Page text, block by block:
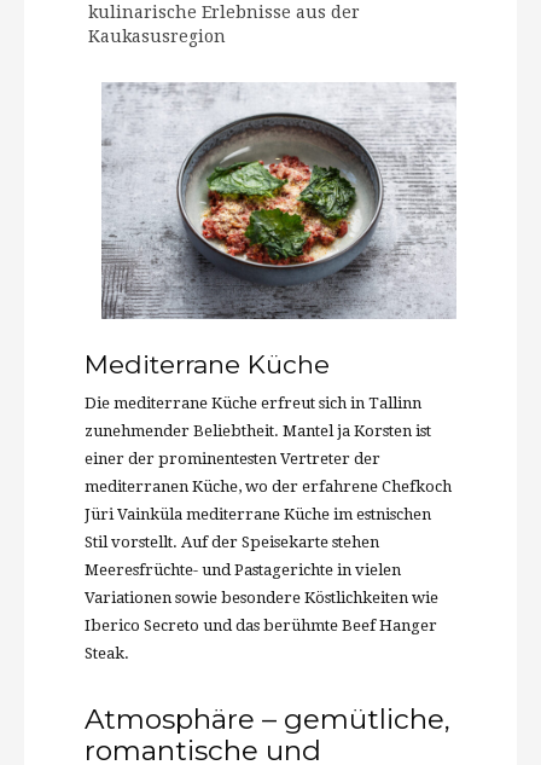
kulinarische Erlebnisse aus der
Kaukasusregion
Mediterrane Küche
Die mediterrane Küche erfreut sich in Tallinn
zunehmender Beliebtheit. Mantel ja Korsten ist
einer der prominentesten Vertreter der
mediterranen Küche, wo der erfahrene Chefkoch
Jüri Vainküla mediterrane Küche im estnischen
Stil vorstellt. Auf der Speisekarte stehen
Meeresfrüchte- und Pastagerichte in vielen
Variationen sowie besondere Köstlichkeiten wie
Iberico Secreto und das berühmte Beef Hanger
Steak.
Atmosphäre – gemütliche,
romantische und